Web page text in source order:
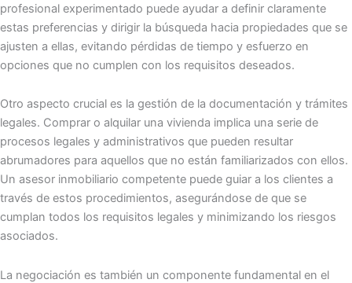
profesional experimentado puede ayudar a definir claramente
estas preferencias y dirigir la búsqueda hacia propiedades que se
ajusten a ellas, evitando pérdidas de tiempo y esfuerzo en
opciones que no cumplen con los requisitos deseados.
Otro aspecto crucial es la gestión de la documentación y trámites
legales. Comprar o alquilar una vivienda implica una serie de
procesos legales y administrativos que pueden resultar
abrumadores para aquellos que no están familiarizados con ellos.
Un asesor inmobiliario competente puede guiar a los clientes a
través de estos procedimientos, asegurándose de que se
cumplan todos los requisitos legales y minimizando los riesgos
asociados.
La negociación es también un componente fundamental en el